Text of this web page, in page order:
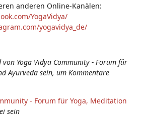
anderen Online-Kanälen:
YogaVidya/
yogavidya_de/
von Yoga Vidya Community - Forum für
Ayurveda sein, um Kommentare
- Forum für Yoga, Meditation
sein